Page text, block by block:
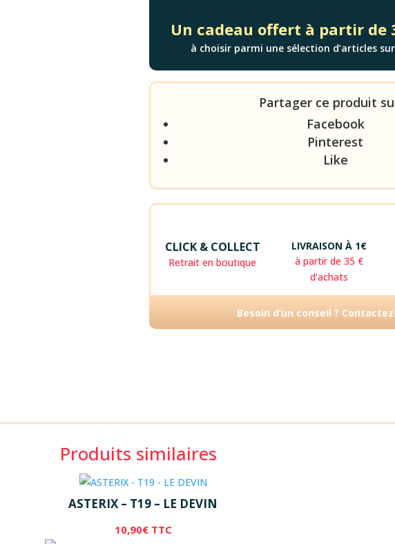
Un cadeau offert à partir de
à choisir parmi une sélection d’articles
Partager ce produit
Facebook
Pinterest
Like
CLICK & COLLECT
Retrait en boutique
LIVRAISON À 1€
à partir de 35 €
d’achats
Besoin d’un conseil ?
Produits similaires
ASTERIX – T19 – LE DEVIN
10,90€ TTC